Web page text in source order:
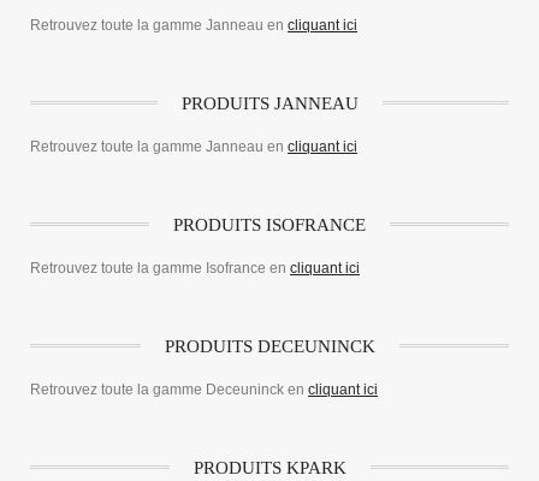
Retrouvez toute la gamme Janneau en cliquant ici
PRODUITS JANNEAU
Retrouvez toute la gamme Janneau en cliquant ici
PRODUITS ISOFRANCE
Retrouvez toute la gamme Isofrance en cliquant ici
PRODUITS DECEUNINCK
Retrouvez toute la gamme Deceuninck en cliquant ici
PRODUITS KPARK